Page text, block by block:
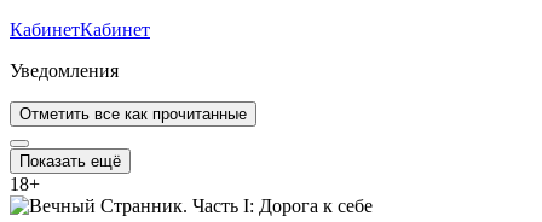
КабинетКабинет
Уведомления
Отметить все как прочитанные
Показать ещё
18+